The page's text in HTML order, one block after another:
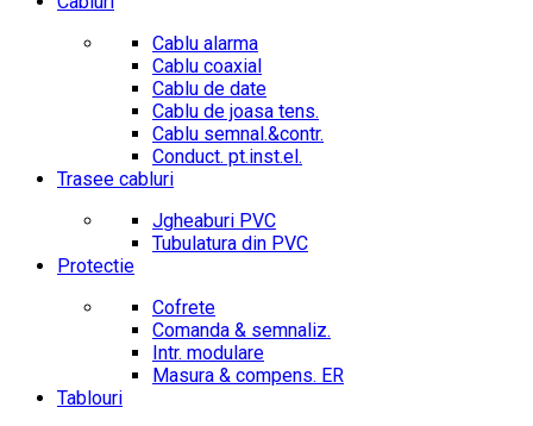
Cablu alarma
Cablu coaxial
Cablu de date
Cablu de joasa tens.
Cablu semnal.&contr.
Conduct. pt.inst.el.
Trasee cabluri
Jgheaburi PVC
Tubulatura din PVC
Protectie
Cofrete
Comanda & semnaliz.
Intr. modulare
Masura & compens. ER
Tablouri